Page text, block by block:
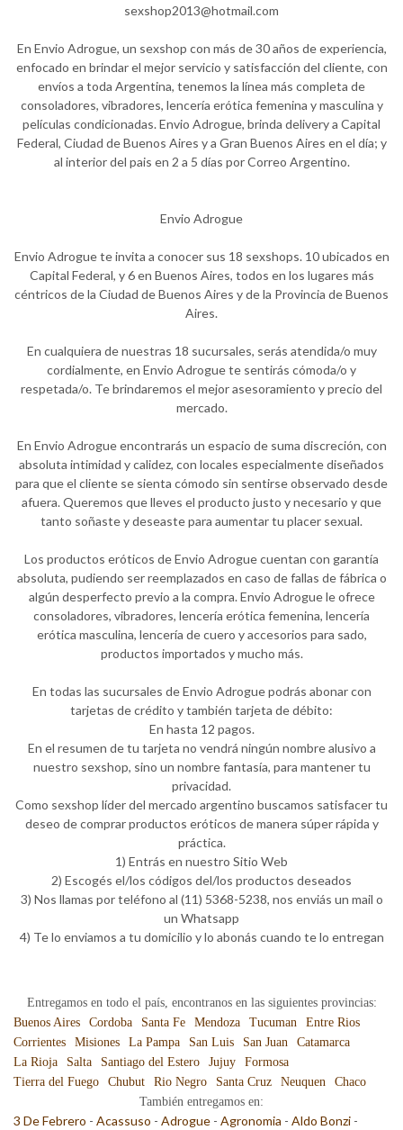
sexshop2013@hotmail.com
En Envio Adrogue, un sexshop con más de 30 años de experiencia,
enfocado en brindar el mejor servicio y satisfacción del cliente, con
envíos a toda Argentina, tenemos la línea más completa de
consoladores, vibradores, lencería erótica femenina y masculina y
películas condicionadas. Envio Adrogue, brinda delivery a Capital
Federal, Ciudad de Buenos Aires y a Gran Buenos Aires en el día; y
al interior del pais en 2 a 5 días por Correo Argentino.
Envio Adrogue
Envio Adrogue te invita a conocer sus 18 sexshops. 10 ubicados en
Capital Federal, y 6 en Buenos Aires, todos en los lugares más
céntricos de la Ciudad de Buenos Aires y de la Provincia de Buenos
Aires.
En cualquiera de nuestras 18 sucursales, serás atendida/o muy
cordialmente, en Envio Adrogue te sentirás cómoda/o y
respetada/o. Te brindaremos el mejor asesoramiento y precio del
mercado.
En Envio Adrogue encontrarás un espacio de suma discreción, con
absoluta intimidad y calidez, con locales especialmente diseñados
para que el cliente se sienta cómodo sin sentirse observado desde
afuera. Queremos que lleves el producto justo y necesario y que
tanto soñaste y deseaste para aumentar tu placer sexual.
Los productos eróticos de Envio Adrogue cuentan con garantía
absoluta, pudiendo ser reemplazados en caso de fallas de fábrica o
algún desperfecto previo a la compra. Envio Adrogue le ofrece
consoladores, vibradores, lencería erótica femenina, lencería
erótica masculina, lencería de cuero y accesorios para sado,
productos importados y mucho más.
En todas las sucursales de Envio Adrogue podrás abonar con
tarjetas de crédito y también tarjeta de débito:
En hasta 12 pagos.
En el resumen de tu tarjeta no vendrá ningún nombre alusivo a
nuestro sexshop, sino un nombre fantasía, para mantener tu
privacidad.
Como sexshop líder del mercado argentino buscamos satisfacer tu
deseo de comprar productos eróticos de manera súper rápida y
práctica.
1) Entrás en nuestro Sitio Web
2) Escogés el/los códigos del/los productos deseados
3) Nos llamas por teléfono al (11) 5368-5238, nos enviás un mail o
un Whatsapp
4) Te lo enviamos a tu domicilio y lo abonás cuando te lo entregan
Entregamos en todo el país, encontranos en las siguientes provincias:
Buenos Aires
Cordoba Santa Fe Mendoza Tucuman
Entre Rios
Corrientes
Misiones La Pampa San Luis San Juan
Catamarca
La Rioja
Salta Santiago del Estero Jujuy
Formosa
Tierra del Fuego
Chubut Rio Negro Santa Cruz Neuquen
Chaco
También entregamos en:
3 De Febrero - Acassuso - Adrogue - Agronomia - Aldo Bonzi -